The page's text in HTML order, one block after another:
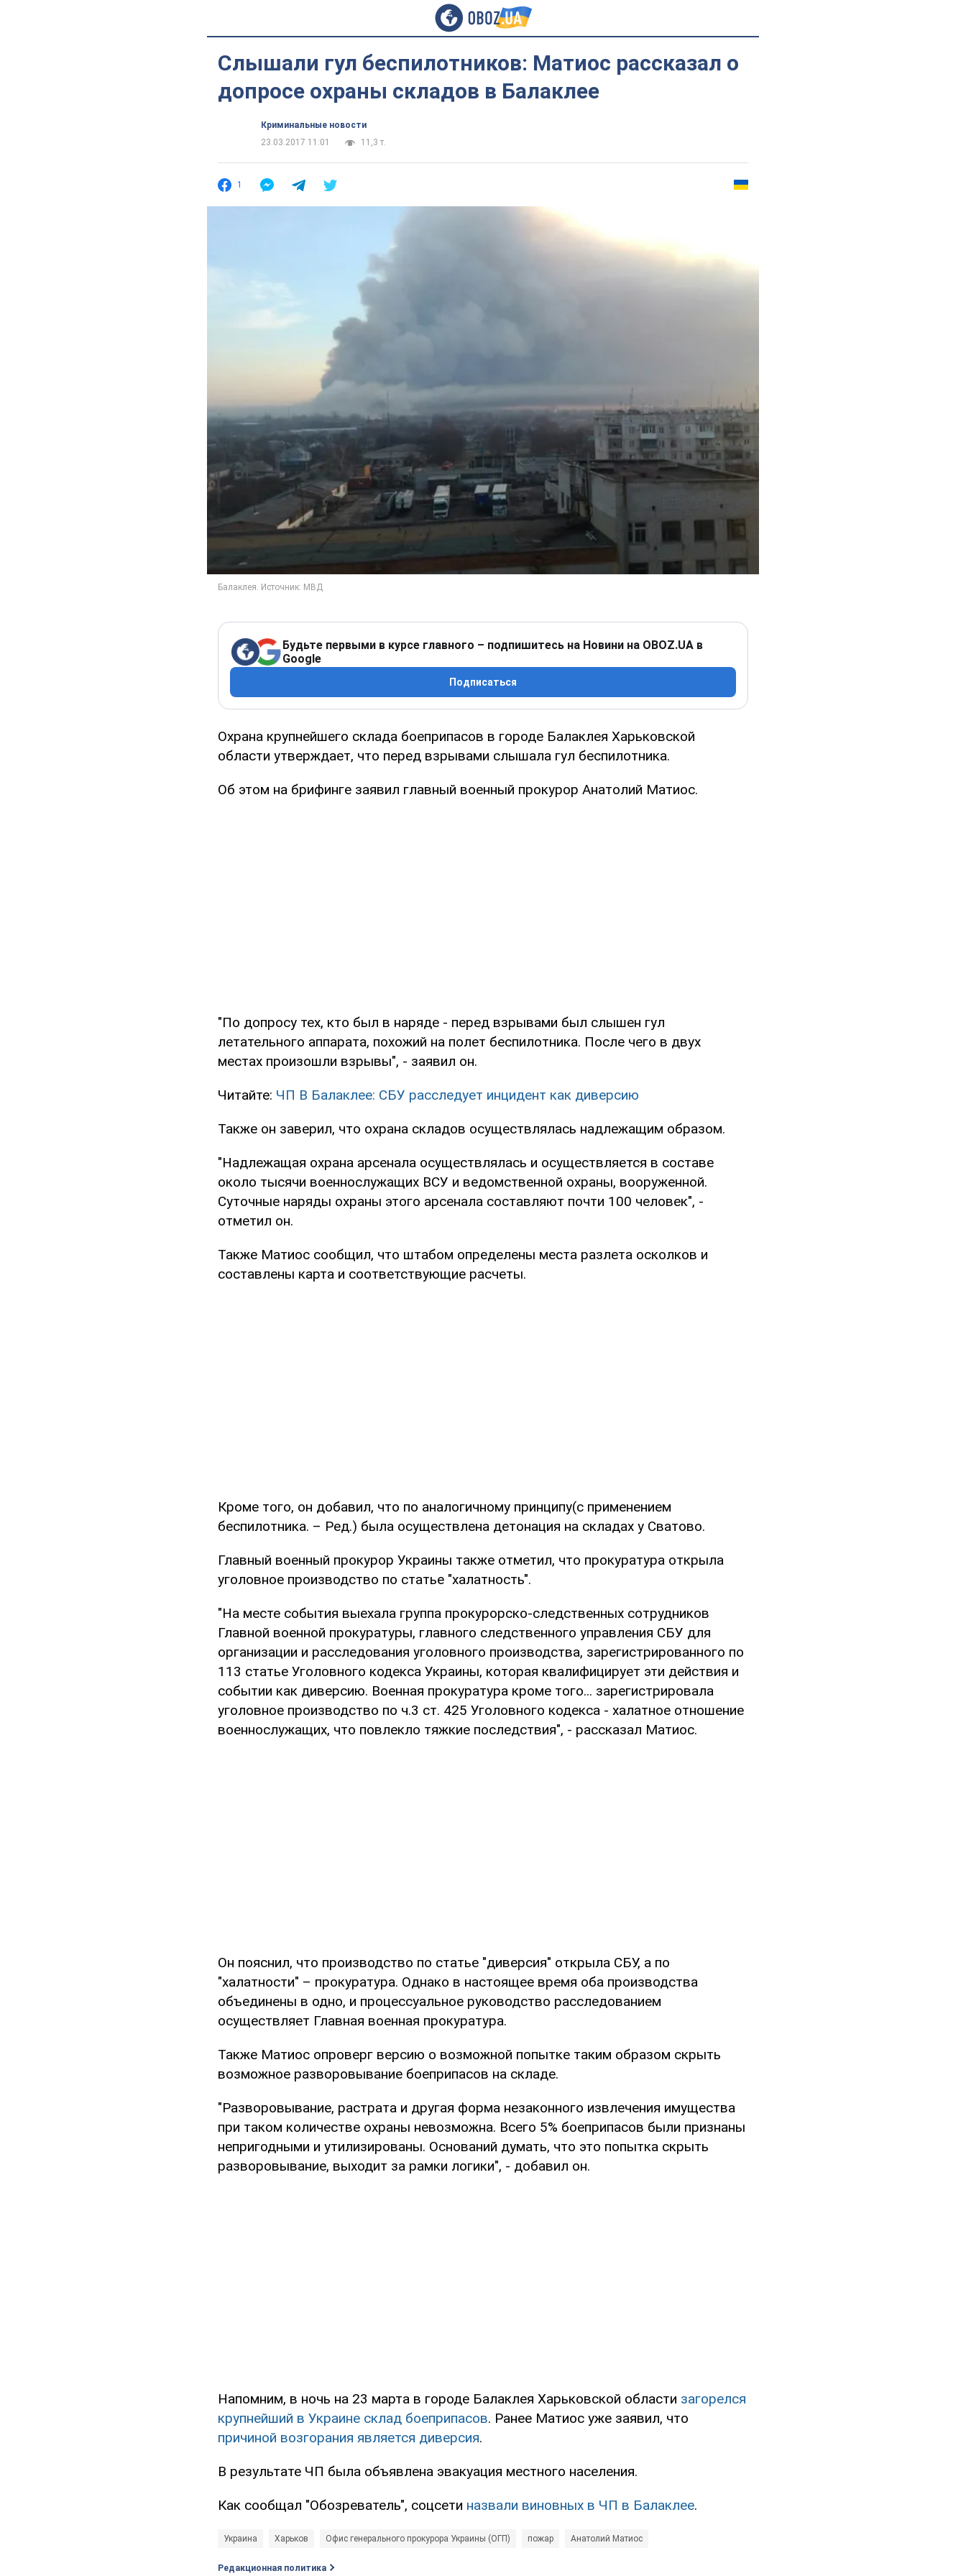
Слышали гул беспилотников: Матиос рассказал о
допросе охраны складов в Балаклее
Криминальные новости
23.03.2017 11:01
11,3 т.
1
Будьте первыми в курсе главного – подпишитесь на Новини на OBOZ.UA в
Google
Подписаться
Охрана крупнейшего склада боеприпасов в городе Балаклея Харьковской
области утверждает, что перед взрывами слышала гул беспилотника.
Об этом на брифинге заявил главный военный прокурор Анатолий Матиос.
"По допросу тех, кто был в наряде - перед взрывами был слышен гул
летательного аппарата, похожий на полет беспилотника. После чего в двух
местах произошли взрывы", - заявил он.
Читайте: ЧП В Балаклее: СБУ расследует инцидент как диверсию
Также он заверил, что охрана складов осуществлялась надлежащим образом.
"Надлежащая охрана арсенала осуществлялась и осуществляется в составе
около тысячи военнослужащих ВСУ и ведомственной охраны, вооруженной.
Суточные наряды охраны этого арсенала составляют почти 100 человек", -
отметил он.
Также Матиос сообщил, что штабом определены места разлета осколков и
составлены карта и соответствующие расчеты.
Кроме того, он добавил, что по аналогичному принципу(с применением
беспилотника. – Ред.) была осуществлена детонация на складах у Сватово.
Главный военный прокурор Украины также отметил, что прокуратура открыла
уголовное производство по статье "халатность".
"На месте события выехала группа прокурорско-следственных сотрудников
Главной военной прокуратуры, главного следственного управления СБУ для
организации и расследования уголовного производства, зарегистрированного по
113 статье Уголовного кодекса Украины, которая квалифицирует эти действия и
событии как диверсию. Военная прокуратура кроме того... зарегистрировала
уголовное производство по ч.3 ст. 425 Уголовного кодекса - халатное отношение
военнослужащих, что повлекло тяжкие последствия", - рассказал Матиос.
Он пояснил, что производство по статье "диверсия" открыла СБУ, а по
"халатности" – прокуратура. Однако в настоящее время оба производства
объединены в одно, и процессуальное руководство расследованием
осуществляет Главная военная прокуратура.
Также Матиос опроверг версию о возможной попытке таким образом скрыть
возможное разворовывание боеприпасов на складе.
"Разворовывание, растрата и другая форма незаконного извлечения имущества
при таком количестве охраны невозможна. Всего 5% боеприпасов были признаны
непригодными и утилизированы. Оснований думать, что это попытка скрыть
разворовывание, выходит за рамки логики", - добавил он.
Напомним, в ночь на 23 марта в городе Балаклея Харьковской области загорелся
крупнейший в Украине склад боеприпасов. Ранее Матиос уже заявил, что
причиной возгорания является диверсия.
В результате ЧП была объявлена эвакуация местного населения.
Как сообщал "Обозреватель", соцсети назвали виновных в ЧП в Балаклее.
Украина Харьков Офис генерального прокурора Украины (ОГП) пожар Анатолий Матиос
Редакционная политика